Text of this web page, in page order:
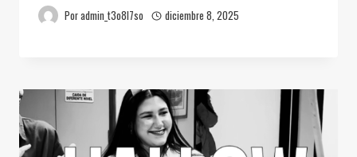
Poradmin_t3o8l7so diciembre 8, 2025